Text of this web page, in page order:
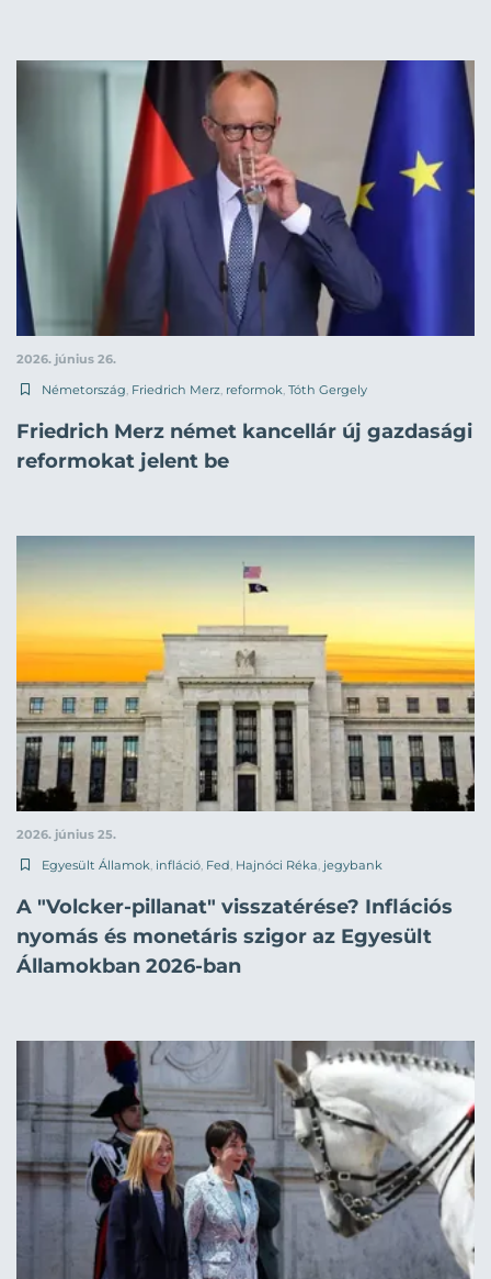
2026. június 26.
Németország, Friedrich Merz, reformok, Tóth Gergely
Friedrich Merz német kancellár új gazdasági
reformokat jelent be
2026. június 25.
Egyesült Államok, infláció, Fed, Hajnóci Réka, jegybank
A "Volcker-pillanat" visszatérése? Inflációs
nyomás és monetáris szigor az Egyesült
Államokban 2026-ban